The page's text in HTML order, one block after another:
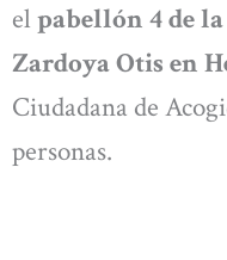
el pabellón 4 de
Zardoya Otis en
Ciudadana de
personas.